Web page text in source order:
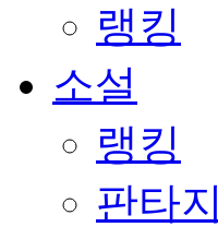
랭킹
소설
랭킹
판타지